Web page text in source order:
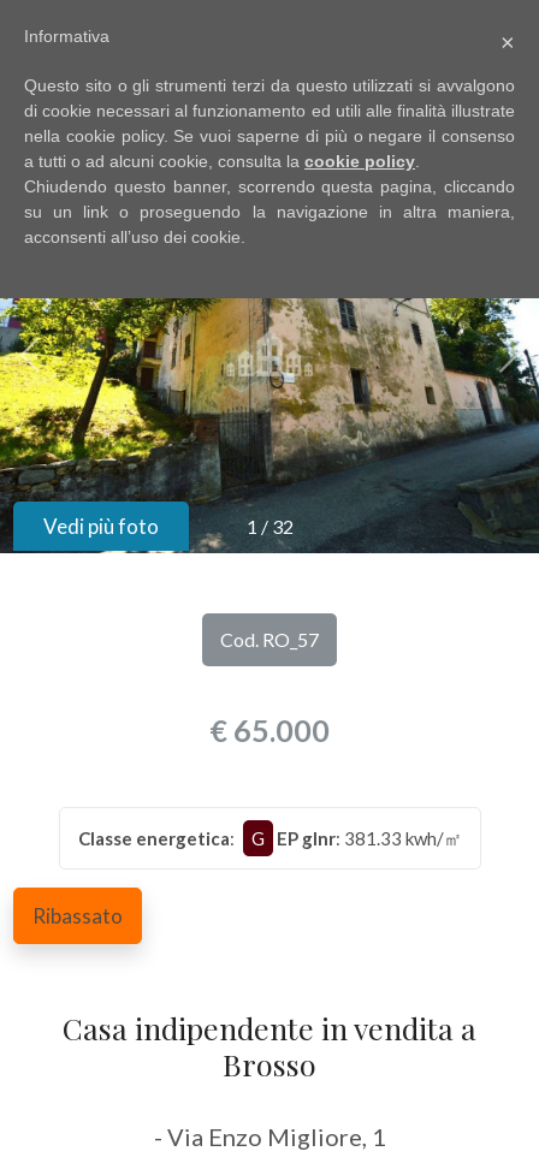
1 / 32
Vedi più foto
Cod. RO_57
€ 65.000
Classe energetica: G EP glnr: 381.33 kwh/㎡
Ribassato
Casa indipendente in vendita a
Brosso
- Via Enzo Migliore, 1
EN
HOME
SIAMO
IMMOBILI
SERVIZI
DICONO
CONTATTI
Contratto
Qualsiasi
Vendita
Affitto
Scegli
dove
cercare
×
Informativa
Questo sito o gli strumenti terzi da questo utilizzati si avvalgono
di cookie necessari al funzionamento ed utili alle finalità illustrate
nella cookie policy. Se vuoi saperne di più o negare il consenso
a tutti o ad alcuni cookie, consulta la cookie policy
Chiudendo questo banner, scorrendo questa pagina, cliccando
su un link o proseguendo la navigazione in altra maniera,
acconsenti all’uso dei cookie.